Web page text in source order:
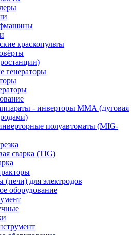
краскопульты
генераторы
- инверторы ММА (дуговая
полуавтоматы (MIG-
сварка (TIG)
(печи) для электродов
оборудование